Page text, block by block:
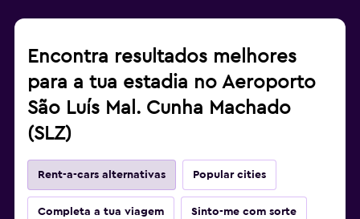
Encontra resultados melhores
para a tua estadia no Aeroporto
São Luís Mal. Cunha Machado
(SLZ)
Rent-a-cars alternativas Popular cities
Completa a tua viagem Sinto-me com sorte